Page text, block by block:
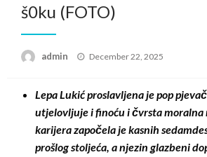
š0ku (FOTO)
admin
Posted
December 22, 2025
Lepa Lukić proslavljena je pop
utjelovljuje i finoću i čvrsta moralna
karijera započela je kasnih
prošlog stoljeća, a njezin glazbeni